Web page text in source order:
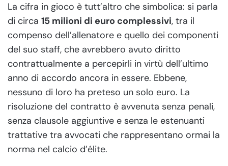
La cifra in gioco è tutt’altro che simbolica: si parla
di circa 15 milioni di euro complessivi, tra il
compenso dell’allenatore e quello dei componenti
del suo staff, che avrebbero avuto diritto
contrattualmente a percepirli in virtù dell’ultimo
anno di accordo ancora in essere. Ebbene,
nessuno di loro ha preteso un solo euro. La
risoluzione del contratto è avvenuta senza penali,
senza clausole aggiuntive e senza le estenuanti
trattative tra avvocati che rappresentano ormai la
norma nel calcio d’élite.